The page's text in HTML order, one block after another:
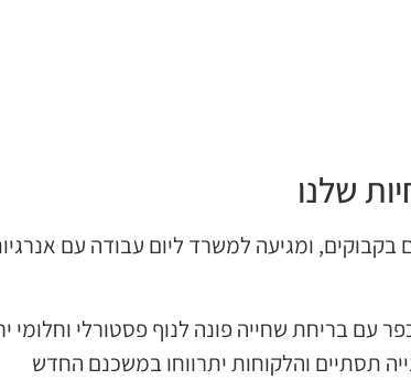
שלנו
ומגיעה למשרד ליום עבודה עם
עם בריחת שחייה פונה לנוף פסטורלי וחלומי
תסתיים והלקוחות יתרווחו במשכנם החדש